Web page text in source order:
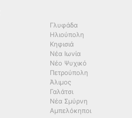
Γλυφάδα
Ηλιούπολη
Κηφισιά
Νέα Ιωνία
Νέο Ψυχικό
Πετρούπολη
Άλιμος
Γαλάτσι
Νέα Σμύρνη
Αμπελόκηποι